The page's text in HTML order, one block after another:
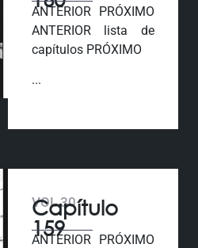
ANTERIOR PRÓXIMO
ANTERIOR lista de
capítulos PRÓXIMO
...
VOL 30
Capítulo
159
ANTERIOR PRÓXIMO